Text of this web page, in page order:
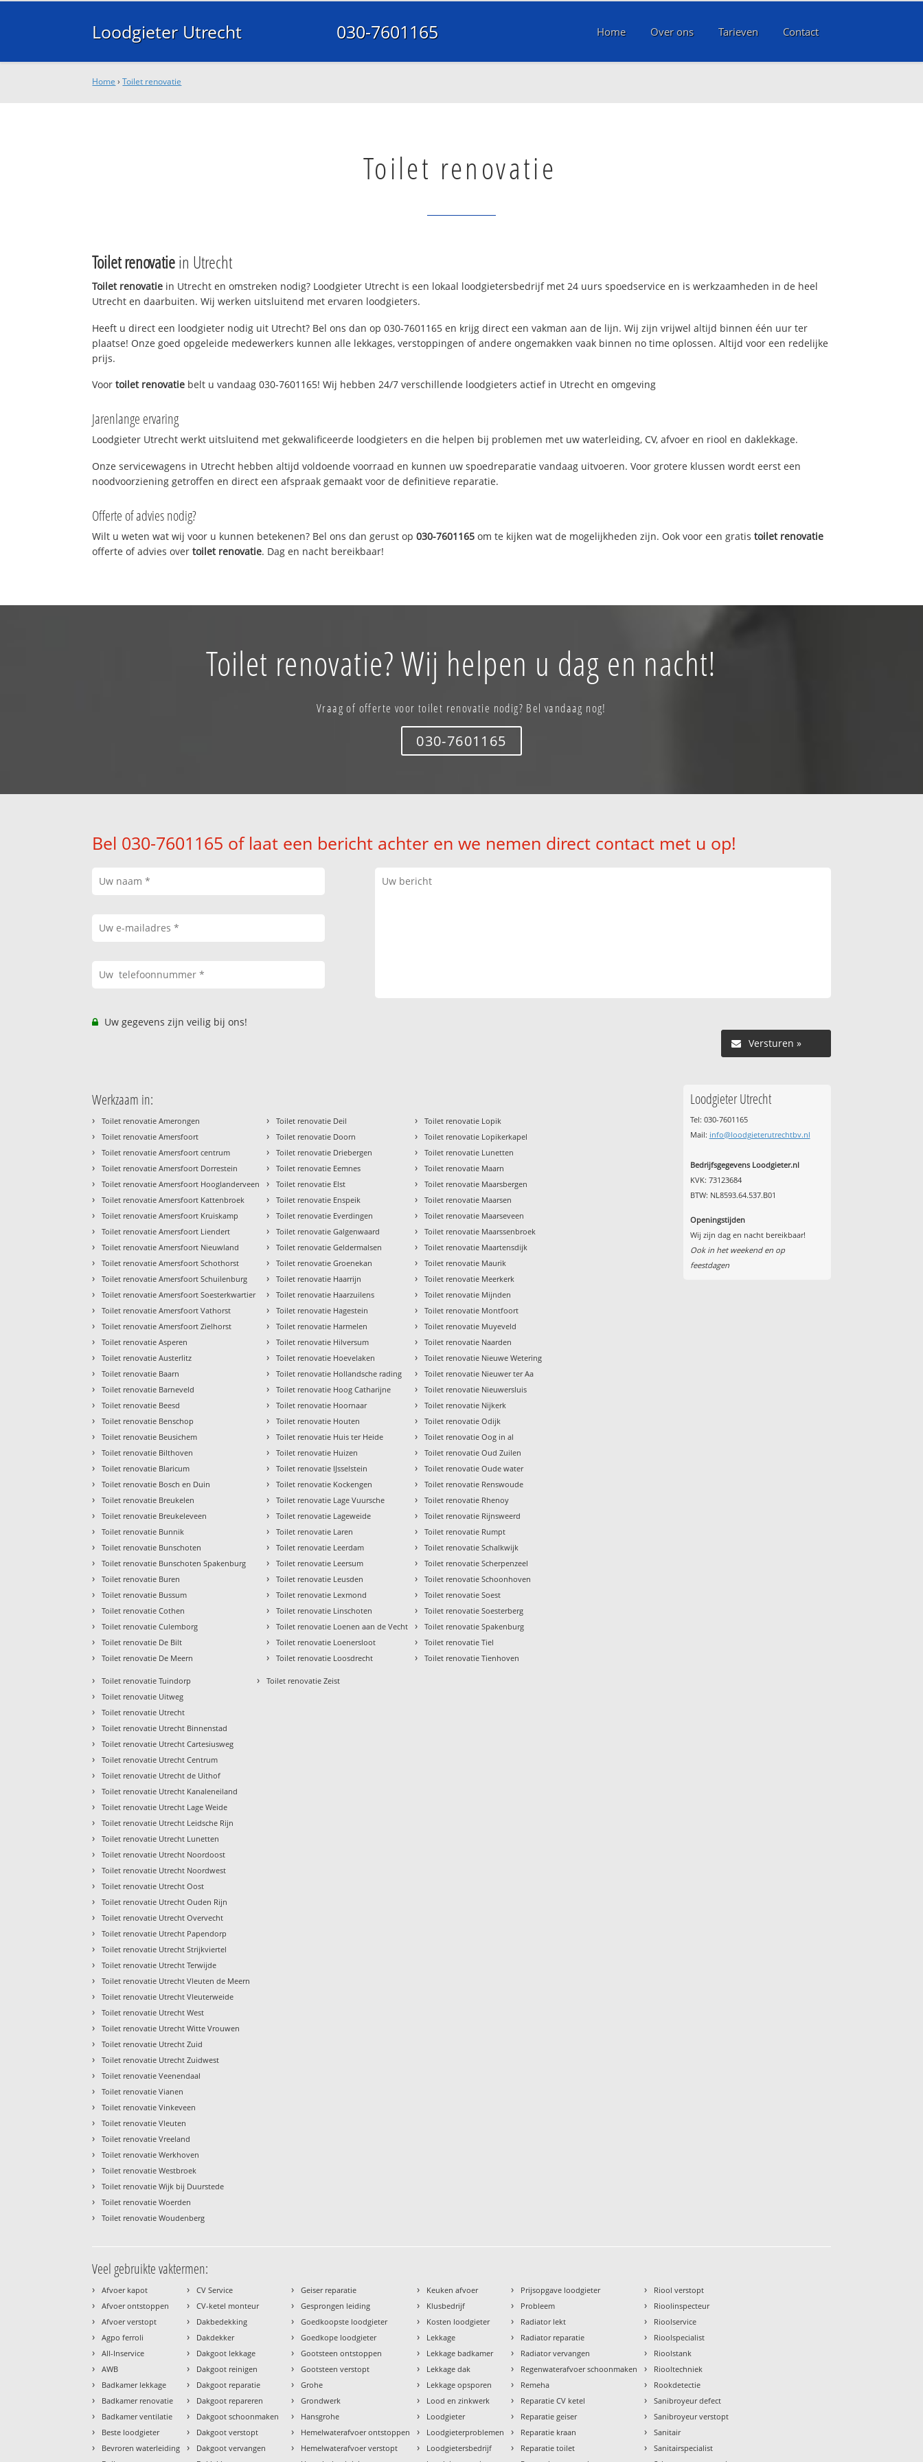
Loodgieter Utrecht 030-7601165 Home Over ons Tarieven Contact
Home ›Toilet renovatie
Toilet renovatie
Toilet renovatiein Utrecht
Toilet renovatie in Utrecht en omstreken nodig? Loodgieter Utrecht is een lokaal loodgietersbedrijf met 24 uurs spoedservice en is werkzaamheden in de heel
Utrecht en daarbuiten. Wij werken uitsluitend met ervaren loodgieters.
Heeft u direct een loodgieter nodig uit Utrecht? Bel ons dan op 030-7601165 en krijg direct een vakman aan de lijn. Wij zijn vrijwel altijd binnen één uur ter
plaatse! Onze goed opgeleide medewerkers kunnen alle lekkages, verstoppingen of andere ongemakken vaak binnen no time oplossen. Altijd voor een redelijke
prijs.
Voortoilet renovatie belt u vandaag 030-7601165! Wij hebben 24/7 verschillende loodgieters actief in Utrecht en omgeving
Jarenlange ervaring
Loodgieter Utrecht werkt uitsluitend met gekwalificeerde loodgieters en die helpen bij problemen met uw waterleiding, CV, afvoer en riool en daklekkage.
Onze servicewagens in Utrecht hebben altijd voldoende voorraad en kunnen uw spoedreparatie vandaag uitvoeren. Voor grotere klussen wordt eerst een
noodvoorziening getroffen en direct een afspraak gemaakt voor de definitieve reparatie.
Offerte of advies nodig?
Wilt u weten wat wij voor u kunnen betekenen? Bel ons dan gerust op030-7601165 om te kijken wat de mogelijkheden zijn. Ook voor een gratistoilet renovatie
offerte of advies overtoilet renovatie. Dag en nacht bereikbaar!
Toilet renovatie? Wij helpen u dag en nacht!
Vraag of offerte voor toilet renovatie nodig? Bel vandaag nog!
030-7601165
Bel 030-7601165 of laat een bericht achter en we nemen direct contact met u op!
Uw gegevens zijn veilig bij ons!
Versturen »
Werkzaam in:
› Toilet renovatie Amerongen
› Toilet renovatie Amersfoort
› Toilet renovatie Amersfoort centrum
› Toilet renovatie Amersfoort Dorrestein
› Toilet renovatie Amersfoort Hooglanderveen
› Toilet renovatie Amersfoort Kattenbroek
› Toilet renovatie Amersfoort Kruiskamp
› Toilet renovatie Amersfoort Liendert
› Toilet renovatie Amersfoort Nieuwland
› Toilet renovatie Amersfoort Schothorst
› Toilet renovatie Amersfoort Schuilenburg
› Toilet renovatie Amersfoort Soesterkwartier
› Toilet renovatie Amersfoort Vathorst
› Toilet renovatie Amersfoort Zielhorst
› Toilet renovatie Asperen
› Toilet renovatie Austerlitz
› Toilet renovatie Baarn
› Toilet renovatie Barneveld
› Toilet renovatie Beesd
› Toilet renovatie Benschop
› Toilet renovatie Beusichem
› Toilet renovatie Bilthoven
› Toilet renovatie Blaricum
› Toilet renovatie Bosch en Duin
› Toilet renovatie Breukelen
› Toilet renovatie Breukeleveen
› Toilet renovatie Bunnik
› Toilet renovatie Bunschoten
› Toilet renovatie Bunschoten Spakenburg
› Toilet renovatie Buren
› Toilet renovatie Bussum
› Toilet renovatie Cothen
› Toilet renovatie Culemborg
› Toilet renovatie De Bilt
› Toilet renovatie De Meern
› Toilet renovatie Deil
› Toilet renovatie Doorn
› Toilet renovatie Driebergen
› Toilet renovatie Eemnes
› Toilet renovatie Elst
› Toilet renovatie Enspeik
› Toilet renovatie Everdingen
› Toilet renovatie Galgenwaard
› Toilet renovatie Geldermalsen
› Toilet renovatie Groenekan
› Toilet renovatie Haarrijn
› Toilet renovatie Haarzuilens
› Toilet renovatie Hagestein
› Toilet renovatie Harmelen
› Toilet renovatie Hilversum
› Toilet renovatie Hoevelaken
› Toilet renovatie Hollandsche rading
› Toilet renovatie Hoog Catharijne
› Toilet renovatie Hoornaar
› Toilet renovatie Houten
› Toilet renovatie Huis ter Heide
› Toilet renovatie Huizen
› Toilet renovatie IJsselstein
› Toilet renovatie Kockengen
› Toilet renovatie Lage Vuursche
› Toilet renovatie Lageweide
› Toilet renovatie Laren
› Toilet renovatie Leerdam
› Toilet renovatie Leersum
› Toilet renovatie Leusden
› Toilet renovatie Lexmond
› Toilet renovatie Linschoten
› Toilet renovatie Loenen aan de Vecht
› Toilet renovatie Loenersloot
› Toilet renovatie Loosdrecht
› Toilet renovatie Lopik
› Toilet renovatie Lopikerkapel
› Toilet renovatie Lunetten
› Toilet renovatie Maarn
› Toilet renovatie Maarsbergen
› Toilet renovatie Maarsen
› Toilet renovatie Maarseveen
› Toilet renovatie Maarssenbroek
› Toilet renovatie Maartensdijk
› Toilet renovatie Maurik
› Toilet renovatie Meerkerk
› Toilet renovatie Mijnden
› Toilet renovatie Montfoort
› Toilet renovatie Muyeveld
› Toilet renovatie Naarden
› Toilet renovatie Nieuwe Wetering
› Toilet renovatie Nieuwer ter Aa
› Toilet renovatie Nieuwersluis
› Toilet renovatie Nijkerk
› Toilet renovatie Odijk
› Toilet renovatie Oog in al
› Toilet renovatie Oud Zuilen
› Toilet renovatie Oude water
› Toilet renovatie Renswoude
› Toilet renovatie Rhenoy
› Toilet renovatie Rijnsweerd
› Toilet renovatie Rumpt
› Toilet renovatie Schalkwijk
› Toilet renovatie Scherpenzeel
› Toilet renovatie Schoonhoven
› Toilet renovatie Soest
› Toilet renovatie Soesterberg
› Toilet renovatie Spakenburg
› Toilet renovatie Tiel
› Toilet renovatie Tienhoven
› Toilet renovatie Tuindorp
› Toilet renovatie Uitweg
› Toilet renovatie Utrecht
› Toilet renovatie Utrecht Binnenstad
› Toilet renovatie Utrecht Cartesiusweg
› Toilet renovatie Utrecht Centrum
› Toilet renovatie Utrecht de Uithof
› Toilet renovatie Utrecht Kanaleneiland
› Toilet renovatie Utrecht Lage Weide
› Toilet renovatie Utrecht Leidsche Rijn
› Toilet renovatie Utrecht Lunetten
› Toilet renovatie Utrecht Noordoost
› Toilet renovatie Utrecht Noordwest
› Toilet renovatie Utrecht Oost
› Toilet renovatie Utrecht Ouden Rijn
› Toilet renovatie Utrecht Overvecht
› Toilet renovatie Utrecht Papendorp
› Toilet renovatie Utrecht Strijkviertel
› Toilet renovatie Utrecht Terwijde
› Toilet renovatie Utrecht Vleuten de Meern
› Toilet renovatie Utrecht Vleuterweide
› Toilet renovatie Utrecht West
› Toilet renovatie Utrecht Witte Vrouwen
› Toilet renovatie Utrecht Zuid
› Toilet renovatie Utrecht Zuidwest
› Toilet renovatie Veenendaal
› Toilet renovatie Vianen
› Toilet renovatie Vinkeveen
› Toilet renovatie Vleuten
› Toilet renovatie Vreeland
› Toilet renovatie Werkhoven
› Toilet renovatie Westbroek
› Toilet renovatie Wijk bij Duurstede
› Toilet renovatie Woerden
› Toilet renovatie Woudenberg
› Toilet renovatie Zeist
Loodgieter Utrecht
Tel: 030-7601165
Mail: info@loodgieterutrechtbv.nl
Bedrijfsgegevens Loodgieter.nl
KVK: 73123684
BTW: NL8593.64.537.B01
Openingstijden
Wij zijn dag en nacht bereikbaar!
Ook in het weekend en op
feestdagen
Veel gebruikte vaktermen:
› Afvoer kapot
› Afvoer ontstoppen
› Afvoer verstopt
› Agpo ferroli
› All-Inservice
› AWB
› Badkamer lekkage
› Badkamer renovatie
› Badkamer ventilatie
› Beste loodgieter
› Bevroren waterleiding
› CV Service
› CV-ketel monteur
› Dakbedekking
› Dakdekker
› Dakgoot lekkage
› Dakgoot reinigen
› Dakgoot reparatie
› Dakgoot repareren
› Dakgoot schoonmaken
› Dakgoot verstopt
› Dakgoot vervangen
› Geiser reparatie
› Gesprongen leiding
› Goedkoopste loodgieter
› Goedkope loodgieter
› Gootsteen ontstoppen
› Gootsteen verstopt
› Grohe
› Grondwerk
› Hansgrohe
› Hemelwaterafvoer ontstoppen
› Hemelwaterafvoer verstopt
› Keuken afvoer
› Klusbedrijf
› Kosten loodgieter
› Lekkage
› Lekkage badkamer
› Lekkage dak
› Lekkage opsporen
› Lood en zinkwerk
› Loodgieter
› Loodgieterproblemen
› Loodgietersbedrijf
› Prijsopgave loodgieter
› Probleem
› Radiator lekt
› Radiator reparatie
› Radiator vervangen
› Regenwaterafvoer schoonmaken
› Remeha
› Reparatie CV ketel
› Reparatie geiser
› Reparatie kraan
› Reparatie toilet
› Riool verstopt
› Rioolinspecteur
› Rioolservice
› Rioolspecialist
› Rioolstank
› Riooltechniek
› Rookdetectie
› Sanibroyeur defect
› Sanibroyeur verstopt
› Sanitair
› Sanitairspecialist